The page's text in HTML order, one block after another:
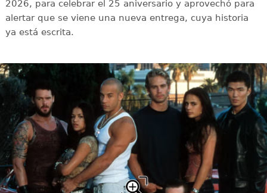
2026, para celebrar el 25 aniversario y aprovechó para
alertar que se viene una nueva entrega, cuya historia
ya está escrita.